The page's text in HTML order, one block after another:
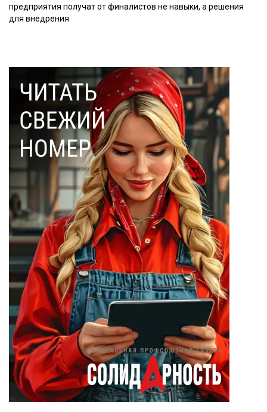
предприятия получат от финалистов не навыки, а решения
для внедрения